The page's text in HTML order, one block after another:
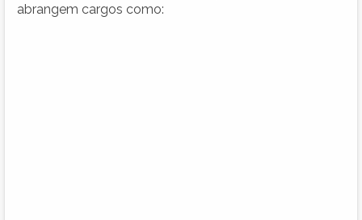
abrangem cargos como: